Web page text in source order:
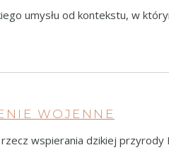
umysłu od kontekstu, w
WOJENNE
wspierania dzikiej